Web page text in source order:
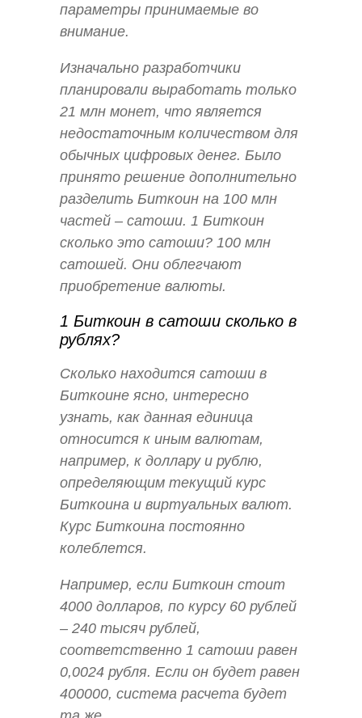
параметры принимаемые во
внимание.
Изначально разработчики
планировали выработать только
21 млн монет, что является
недостаточным количеством для
обычных цифровых денег. Было
принято решение дополнительно
разделить Биткоин на 100 млн
частей – сатоши. 1 Биткоин
сколько это сатоши? 100 млн
сатошей. Они облегчают
приобретение валюты.
1 Биткоин в сатоши сколько в
рублях?
Сколько находится сатоши в
Биткоине ясно, интересно
узнать, как данная единица
относится к иным валютам,
например, к доллару и рублю,
определяющим текущий курс
Биткоина и виртуальных валют.
Курс Биткоина постоянно
колеблется.
Например, если Биткоин стоит
4000 долларов, по курсу 60 рублей
– 240 тысяч рублей,
соответственно 1 сатоши равен
0,0024 рубля. Если он будет равен
400000, система расчета будет